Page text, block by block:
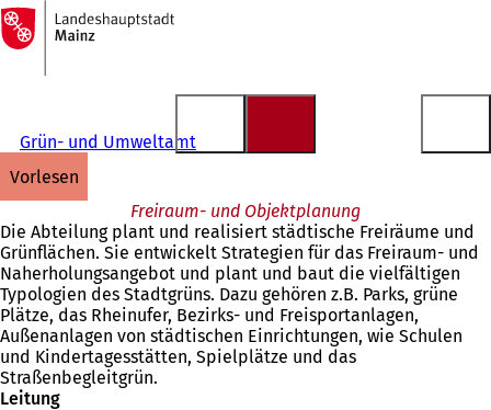
Inhalt anspringen
Zur
Startseite
Grün- und Umweltamt
vorlesen
Freiraum- und Objektplanung
Die Abteilung plant und realisiert städtische Freiräume und
Grünflächen. Sie entwickelt Strategien für das Freiraum- und
Naherholungsangebot und plant und baut die vielfältigen
Typologien des Stadtgrüns. Dazu gehören z.B. Parks, grüne
Plätze, das Rheinufer, Bezirks- und Freisportanlagen,
Außenanlagen von städtischen Einrichtungen, wie Schulen
und Kindertagesstätten, Spielplätze und das
Straßenbegleitgrün.
Leitung